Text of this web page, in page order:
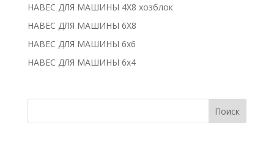
НАВЕС ДЛЯ МАШИНЫ 4Х8 хозблок
НАВЕС ДЛЯ МАШИНЫ 6Х8
НАВЕС ДЛЯ МАШИНЫ 6х6
НАВЕС ДЛЯ МАШИНЫ 6х4